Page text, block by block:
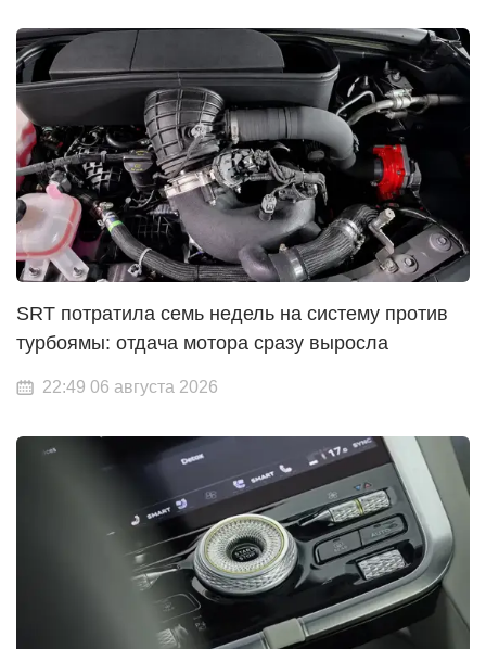
SRT потратила семь недель на систему против
турбоямы: отдача мотора сразу выросла
22:49 06 августа 2026